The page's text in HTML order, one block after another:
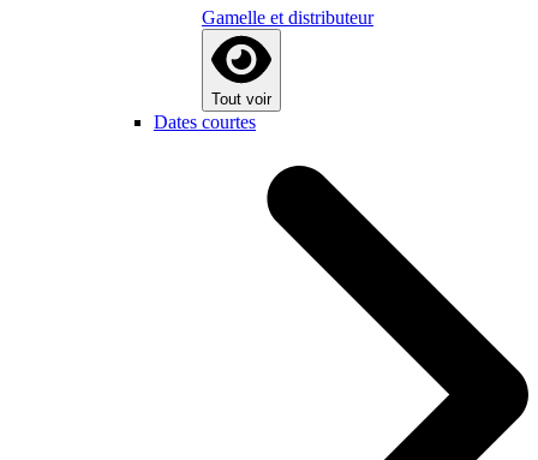
Gamelle et distributeur
Tout voir
Dates courtes